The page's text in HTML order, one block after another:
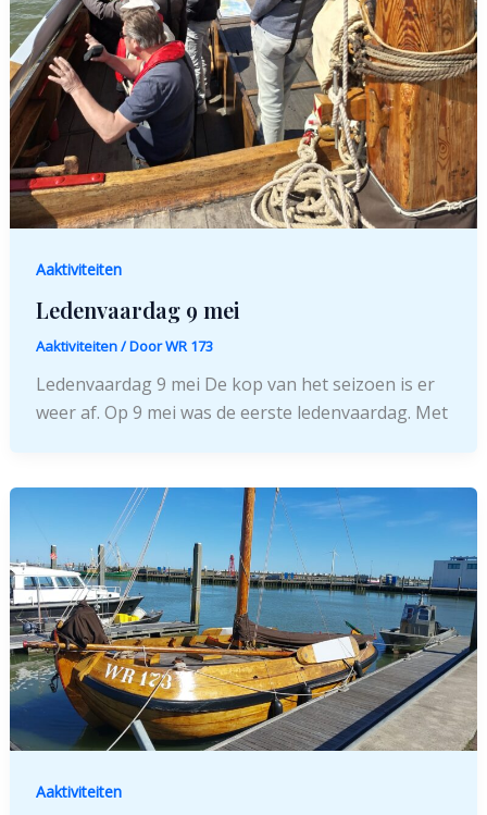
Aaktiviteiten
Ledenvaardag 9 mei
Aaktiviteiten/ DoorWR 173
Ledenvaardag 9 mei De kop van het seizoen is er
weer af. Op 9 mei was de eerste ledenvaardag. Met
Aaktiviteiten